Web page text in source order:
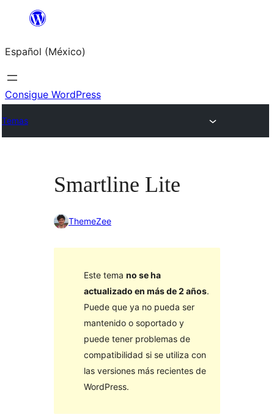
Saltar
contenido
Español (México)
Consigue WordPress
Temas
Smartline Lite
ThemeZee
Este tema no se ha
actualizado en más de 2 años.
Puede que ya no pueda ser
mantenido o soportado y
puede tener problemas de
compatibilidad si se utiliza con
las versiones más recientes de
WordPress.